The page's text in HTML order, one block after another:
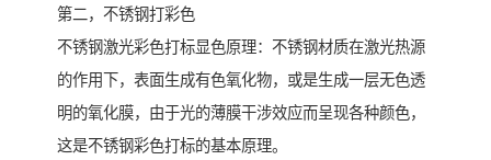
第二，不锈钢打彩色
不锈钢激光彩色打标显色原理：不锈钢材质在激光热源
的作用下，表面生成有色氧化物，或是生成一层无色透
明的氧化膜，由于光的薄膜干涉效应而呈现各种颜色，
这是不锈钢彩色打标的基本原理。